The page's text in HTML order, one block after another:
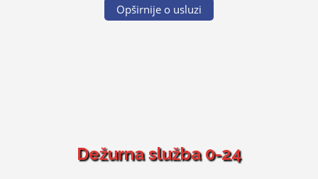
Opširnije o usluzi
Dežurna služba 0-24